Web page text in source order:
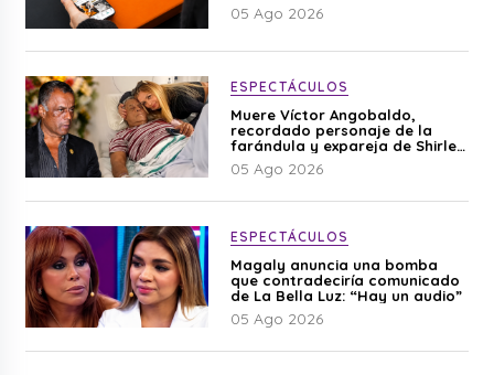
05 Ago 2026
ESPECTÁCULOS
Muere Víctor Angobaldo,
recordado personaje de la
farándula y expareja de Shirley
Cherres
05 Ago 2026
ESPECTÁCULOS
Magaly anuncia una bomba
que contradeciría comunicado
de La Bella Luz: “Hay un audio”
05 Ago 2026